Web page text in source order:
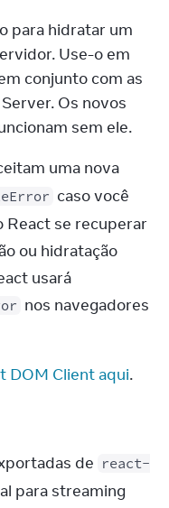
para hidratar um
Use-o em
conjunto com as
Os novos
sem ele.
uma nova
caso você
React se recuperar
ou hidratação
nos navegadores
DOM Client aqui.
de react-
para streaming